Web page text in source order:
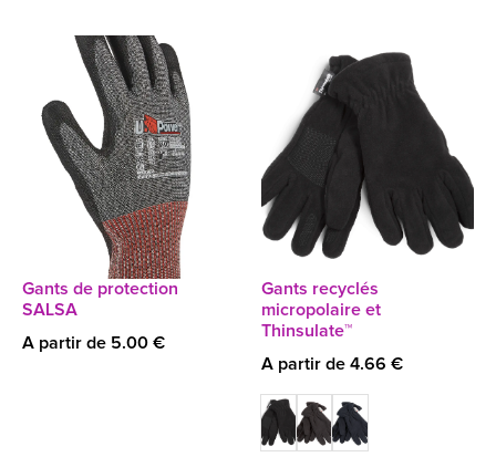
Gants de protection
SALSA
A partir de 5.00 €
Gants recyclés
micropolaire et
Thinsulate™
A partir de 4.66 €